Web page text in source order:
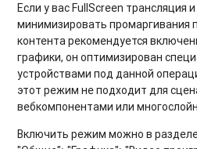
Если у вас FullScreen трансляция
минимизировать промаргивания
контента рекомендуется
графики, он оптимизирован
устройствами под данной
этот режим не подходит для
вебкомпонентами или
Включить режим можно в